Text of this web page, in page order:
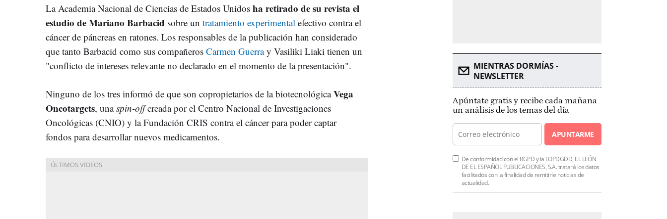
La Academia Nacional de Ciencias de Estados Unidos ha retirado de su revista el
estudio de Mariano Barbacid sobre un tratamiento experimental efectivo contra el
cáncer de páncreas en ratones. Los responsables de la publicación han considerado
que tanto Barbacid como sus compañeros Carmen Guerray Vasiliki Liaki tienen un
"conflicto de intereses relevante no declarado en el momento de la presentación".
Ninguno de los tres informó de que son copropietarios de la biotecnológicaVega
Oncotargets, unaspin-offcreada por el Centro Nacional de Investigaciones
Oncológicas (CNIO) y la Fundación CRIS contra el cáncer para poder captar
fondos para desarrollar nuevos medicamentos.
MIENTRAS DORMÍAS -
NEWSLETTER
Apúntate gratis y recibe cada mañana
un análisis de los temas del día
APUNTARME
De conformidad con el RGPD y la LOPDGDD, EL LEÓN
DE EL ESPAÑOL PUBLICACIONES, S.A. tratará los datos
facilitados con la finalidad de remitirle noticias de
actualidad.